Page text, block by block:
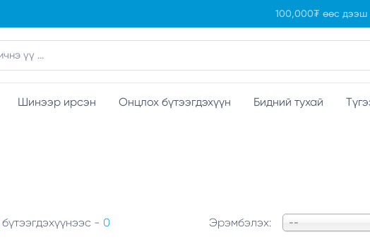
100,000₮ өөс дээш
Шинээр ирсэн Онцлох бүтээгдэхүүн Бидний тухай
бүтээгдэхүүнээс - 0 Эрэмбэлэх: --